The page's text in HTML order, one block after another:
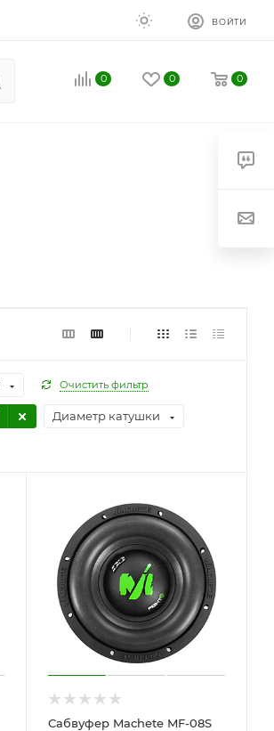
ВОЙТИ
0 0 0
Диаметр катушки
Очистить фильтр
Сабвуфер Machete MF-08S